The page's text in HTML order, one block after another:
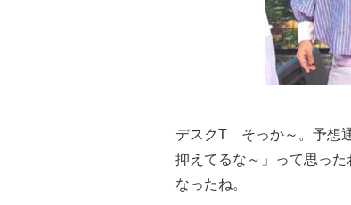
デスクT そっか～。予想
抑えてるな～」って思っ
なったね。